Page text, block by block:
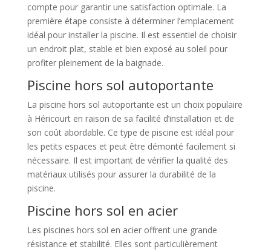
compte pour garantir une satisfaction optimale. La
première étape consiste à déterminer l’emplacement
idéal pour installer la piscine. Il est essentiel de choisir
un endroit plat, stable et bien exposé au soleil pour
profiter pleinement de la baignade.
Piscine hors sol autoportante
La piscine hors sol autoportante est un choix populaire
à Héricourt en raison de sa facilité d’installation et de
son coût abordable. Ce type de piscine est idéal pour
les petits espaces et peut être démonté facilement si
nécessaire. Il est important de vérifier la qualité des
matériaux utilisés pour assurer la durabilité de la
piscine.
Piscine hors sol en acier
Les piscines hors sol en acier offrent une grande
résistance et stabilité. Elles sont particulièrement